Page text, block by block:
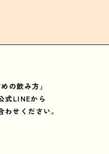
の飲み方」
式LINEから
せください。